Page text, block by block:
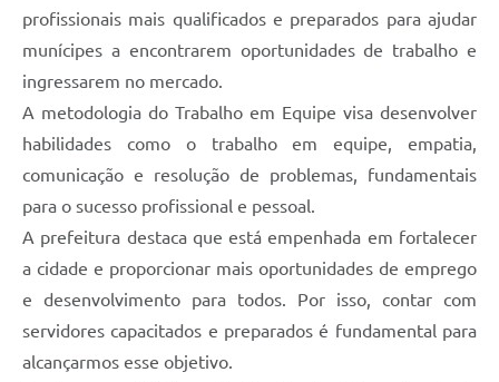
profissionais mais qualificados e preparados para ajudar
munícipes a encontrarem oportunidades de trabalho e
ingressarem no mercado.
A metodologia do Trabalho em Equipe visa desenvolver
habilidades como o trabalho em equipe, empatia,
comunicação e resolução de problemas, fundamentais
para o sucesso profissional e pessoal.
A prefeitura destaca que está empenhada em fortalecer
a cidade e proporcionar mais oportunidades de emprego
e desenvolvimento para todos. Por isso, contar com
servidores capacitados e preparados é fundamental para
alcançarmos esse objetivo.